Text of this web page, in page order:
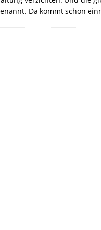
Da kommt schon